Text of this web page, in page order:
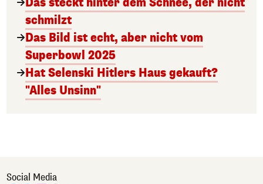
schmilzt
Das Bild ist echt, aber nicht vom
Superbowl 2025
Hat Selenski Hitlers Haus gekauft?
"Alles Unsinn"
Social Media